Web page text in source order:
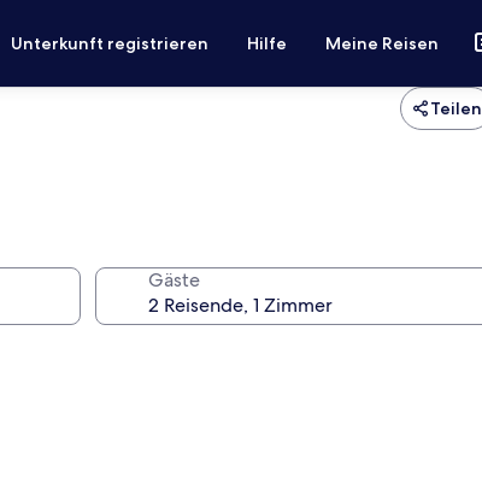
Unterkunft registrieren Hilfe Meine Reisen
Teilen
Gäste